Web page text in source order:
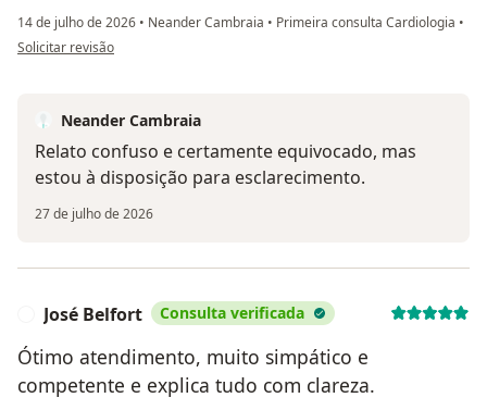
14 de julho de 2026 • Neander Cambraia • Primeira consulta Cardiologia •
na opinião do utilizador Caroline
Solicitar revisão
Neander Cambraia
Relato confuso e certamente equivocado, mas
estou à disposição para esclarecimento.
27 de julho de 2026
José Belfort Consulta verificada
Ótimo atendimento, muito simpático e
competente e explica tudo com clareza.